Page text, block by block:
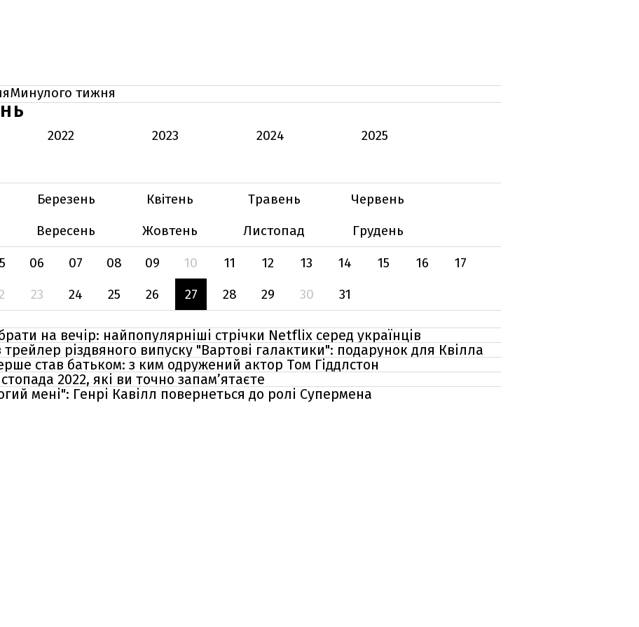
Минулого тижня
2022 2023 2024
2025
Березень Квітень Травень
Червень
Вересень Жовтень Листопад
Грудень
06 07 08 09 10 11 12 13 14 15 16
17
23 24 25 26 27 28 29 30 31
на вечір: найпопулярніші стрічки Netflix серед українців
різдвяного випуску "Вартові галактики": подарунок для Квілла
став батьком: з ким одружений актор Том Гіддлстон
2022, які ви точно запам’ятаєте
мені": Генрі Кавілл повернеться до ролі Супермена